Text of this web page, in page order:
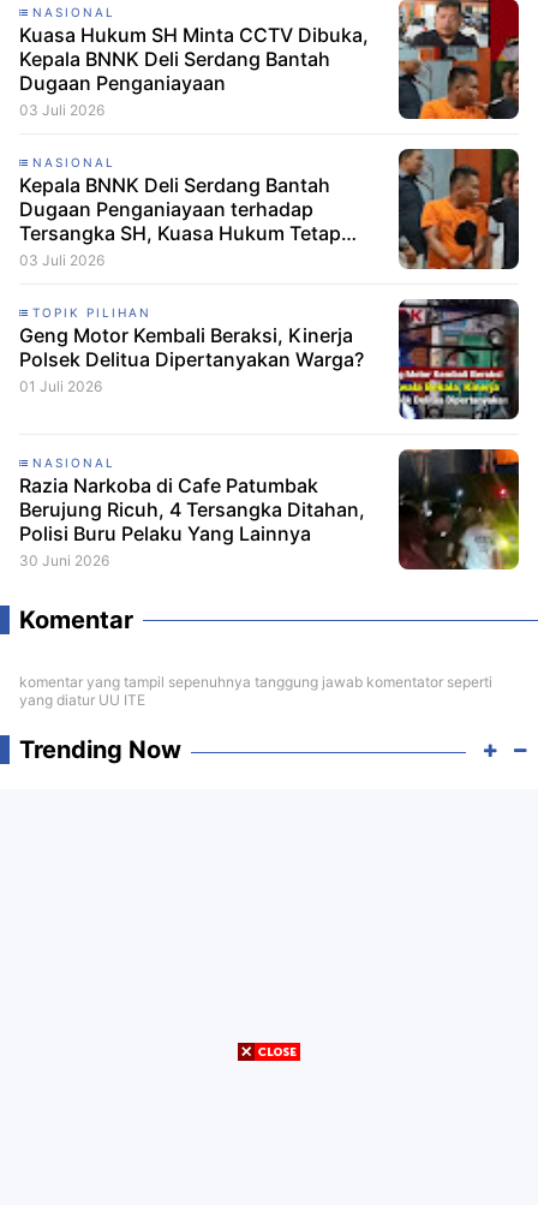
NASIONAL
Kuasa Hukum SH Minta CCTV Dibuka,
Kepala BNNK Deli Serdang Bantah
Dugaan Penganiayaan
03 Juli 2026
NASIONAL
Kepala BNNK Deli Serdang Bantah
Dugaan Penganiayaan terhadap
Tersangka SH, Kuasa Hukum Tetap
Minta CCTV Dibuka
03 Juli 2026
TOPIK PILIHAN
Geng Motor Kembali Beraksi, Kinerja
Polsek Delitua Dipertanyakan Warga?
01 Juli 2026
NASIONAL
Razia Narkoba di Cafe Patumbak
Berujung Ricuh, 4 Tersangka Ditahan,
Polisi Buru Pelaku Yang Lainnya
30 Juni 2026
Komentar
komentar yang tampil sepenuhnya tanggung jawab komentator seperti
yang diatur UU ITE
Trending Now